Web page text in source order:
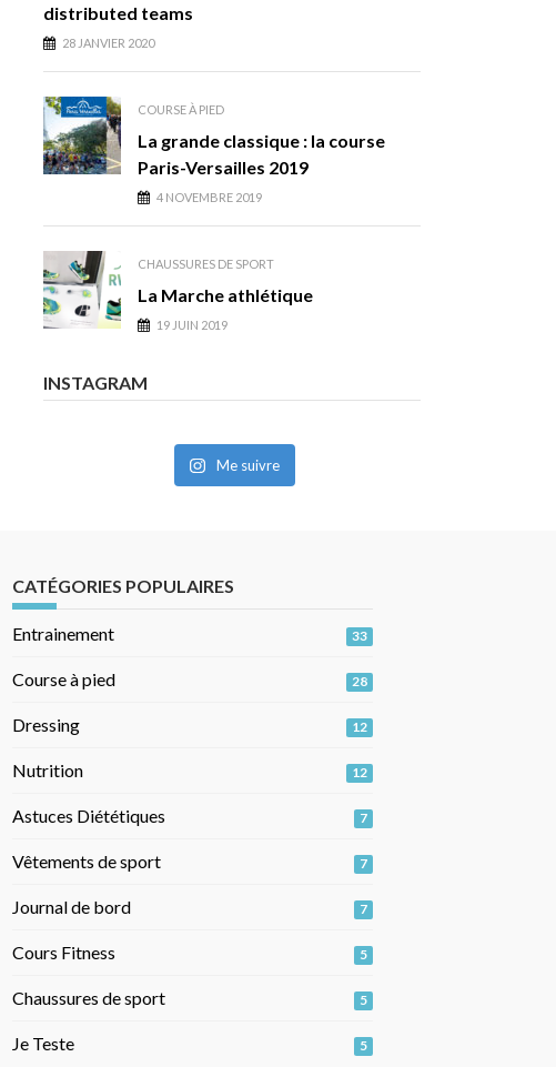
distributed teams
28 JANVIER 2020
COURSE À PIED
La grande classique : la course
Paris-Versailles 2019
4 NOVEMBRE 2019
CHAUSSURES DE SPORT
La Marche athlétique
19 JUIN 2019
INSTAGRAM
Me suivre
CATÉGORIES POPULAIRES
Entrainement 33
Course à pied 28
Dressing 12
Nutrition 12
Astuces Diététiques 7
Vêtements de sport 7
Journal de bord 7
Cours Fitness 5
Chaussures de sport 5
Je Teste 5